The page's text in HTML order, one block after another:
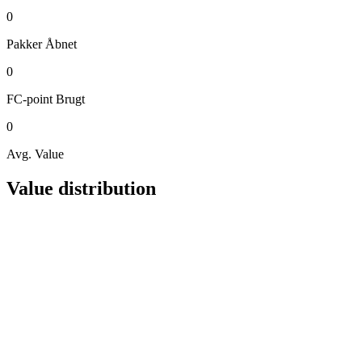
0
Pakker Åbnet
0
FC-point Brugt
0
Avg. Value
Value distribution